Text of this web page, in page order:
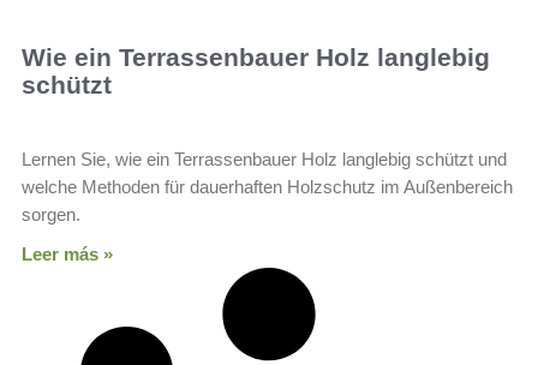
Wie ein Terrassenbauer Holz langlebig
schützt
Lernen Sie, wie ein Terrassenbauer Holz langlebig schützt und
welche Methoden für dauerhaften Holzschutz im Außenbereich
sorgen.
Leer más »